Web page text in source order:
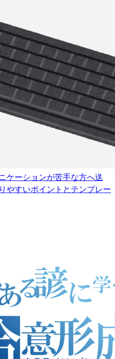
ケーションが苦手な方へ送
やすいポイントとテンプレー